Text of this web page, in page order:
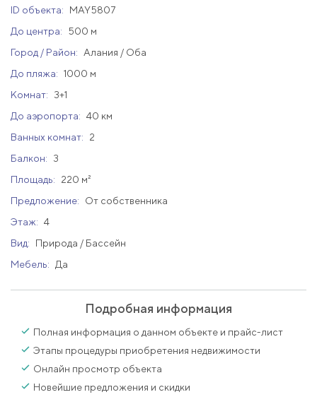
ID объекта:
MAY5807
До центра:
500 м
Город / Район:
Алания / Оба
До пляжа: 1000 м
Комнат:
3+1
До аэропорта: 40 км
Ванных комнат:
2
Балкон:
3
Площадь:
220 м²
Предложение:
От собственника
Этаж: 4
Вид:
Природа / Бассейн
Мебель:
Да
Подробная информация
Полная информация о данном объекте и прайс-лист
Этапы процедуры приобретения недвижимости
Онлайн просмотр объекта
Новейшие предложения и скидки